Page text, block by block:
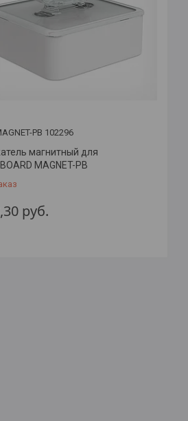
PB 102296
магнитный для
MAGNET-PB
руб.